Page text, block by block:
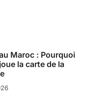
Maroc : Pourquoi
la carte de la